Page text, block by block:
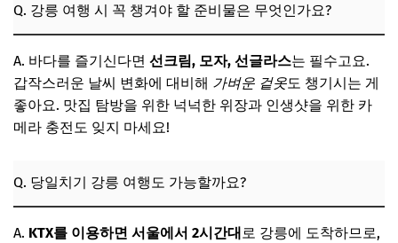
Q. 강릉 여행 시 꼭 챙겨야 할 준비물은 무엇인가요?
A. 바다를 즐기신다면 선크림, 모자, 선글라스는 필수고요.
갑작스러운 날씨 변화에 대비해 가벼운 겉옷도 챙기시는 게
좋아요. 맛집 탐방을 위한 넉넉한 위장과 인생샷을 위한 카
메라 충전도 잊지 마세요!
Q. 당일치기 강릉 여행도 가능할까요?
A. KTX를 이용하면 서울에서 2시간대 로 강릉에 도착하므로,